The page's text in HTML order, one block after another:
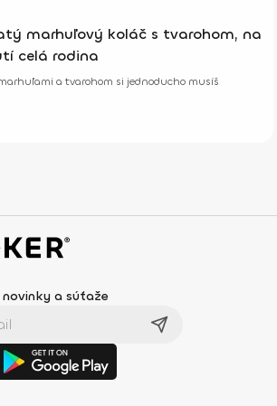
marhuľový koláč s tvarohom, na
celá rodina
a tvarohom si jednoducho musíš
a súťaže